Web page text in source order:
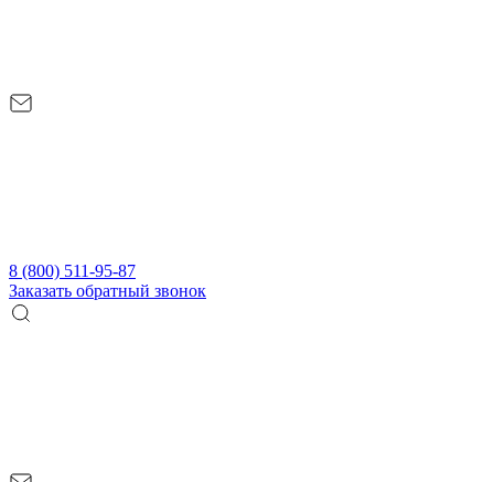
8 (800) 511-95-87
Заказать обратный звонок